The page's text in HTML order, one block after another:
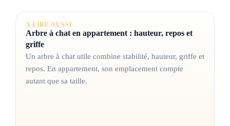
A LIRE AUSSI
Arbre à chat en appartement : hauteur, repos et
griffe
Un arbre à chat utile combine stabilité, hauteur, griffe et
repos. En appartement, son emplacement compte
autant que sa taille.